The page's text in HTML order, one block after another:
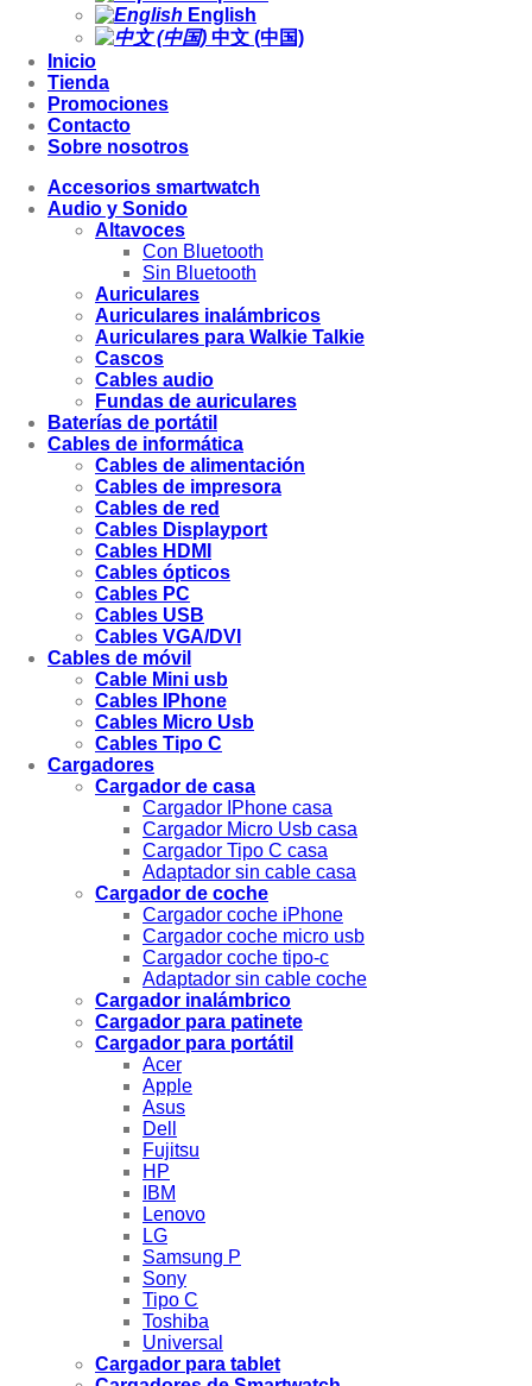
English
中文 (中国)
Inicio
Tienda
Promociones
Contacto
Sobre nosotros
Accesorios smartwatch
Audio y Sonido
Altavoces
Con Bluetooth
Sin Bluetooth
Auriculares
Auriculares inalámbricos
Auriculares para Walkie Talkie
Cascos
Cables audio
Fundas de auriculares
Baterías de portátil
Cables de informática
Cables de alimentación
Cables de impresora
Cables de red
Cables Displayport
Cables HDMI
Cables ópticos
Cables PC
Cables USB
Cables VGA/DVI
Cables de móvil
Cable Mini usb
Cables IPhone
Cables Micro Usb
Cables Tipo C
Cargadores
Cargador de casa
Cargador IPhone casa
Cargador Micro Usb casa
Cargador Tipo C casa
Adaptador sin cable casa
Cargador de coche
Cargador coche iPhone
Cargador coche micro usb
Cargador coche tipo-c
Adaptador sin cable coche
Cargador inalámbrico
Cargador para patinete
Cargador para portátil
Acer
Apple
Asus
Dell
Fujitsu
HP
IBM
Lenovo
LG
Samsung P
Sony
Tipo C
Toshiba
Universal
Cargador para tablet